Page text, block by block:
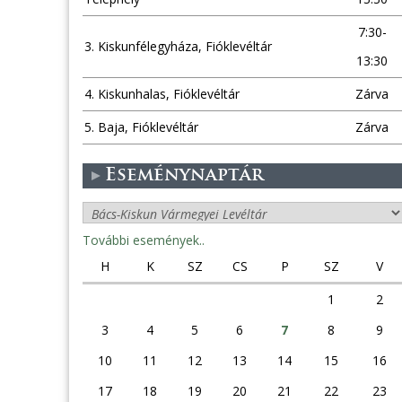
3. Kiskunfélegyháza, Fióklevéltár
7:30-
13:30
4. Kiskunhalas, Fióklevéltár
Zárva
5. Baja, Fióklevéltár
Zárva
Eseménynaptár
További események..
H
K SZ CS P SZ
V
1
2
3
4 5 6 7 8
9
10
11 12 13 14 15
16
17
18 19 20 21 22 23